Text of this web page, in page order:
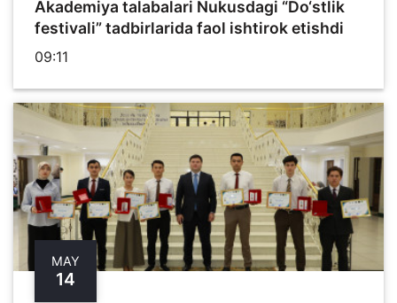
Akademiya talabalari Nukusdagi “Do‘stlik
festivali” tadbirlarida faol ishtirok etishdi
09:11
MAY
14